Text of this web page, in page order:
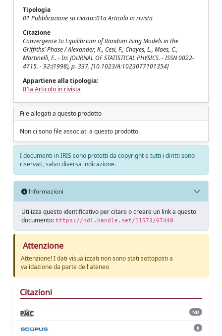
Tipologia
01 Pubblicazione su rivista::01a Articolo in rivista
Citazione
Convergence to Equilibrium of Random Ising Models in the
Griffiths' Phase / Alexander, K., Cesi, F., Chayes, L., Maes, C.,
Martinelli, F.. - In: JOURNAL OF STATISTICAL PHYSICS. - ISSN 0022-
4715. - 92:(1998), p. 337. [10.1023/A:1023077101354]
Appartiene alla tipologia:
01a Articolo in rivista
File allegati a questo prodotto
Non ci sono file associati a questo prodotto.
I documenti in IRIS sono protetti da copyright e tutti i diritti sono
riservati, salvo diversa indicazione.
Informazioni
Utilizza questo identificativo per citare o creare un link a questo
documento: https://hdl.handle.net/11573/67440
Attenzione
Attenzione! I dati visualizzati non sono stati sottoposti a
validazione da parte dell'ateneo
Citazioni
ND
8